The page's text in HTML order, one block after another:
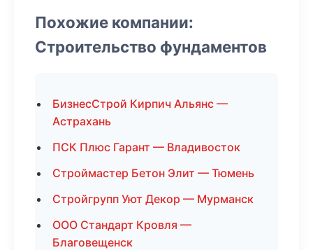
Похожие компании:
Строительство фундаментов
БизнесСтрой Кирпич Альянс —
Астрахань
ПСК Плюс Гарант — Владивосток
Строймастер Бетон Элит — Тюмень
Стройгрупп Уют Декор — Мурманск
ООО Стандарт Кровля —
Благовещенск